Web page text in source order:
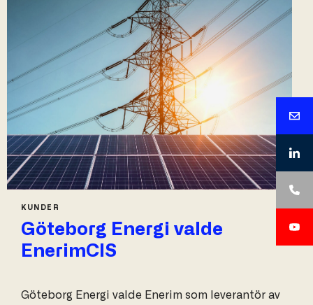
KUNDER
Göteborg Energi valde
EnerimCIS
Göteborg Energi valde Enerim som leverantör av